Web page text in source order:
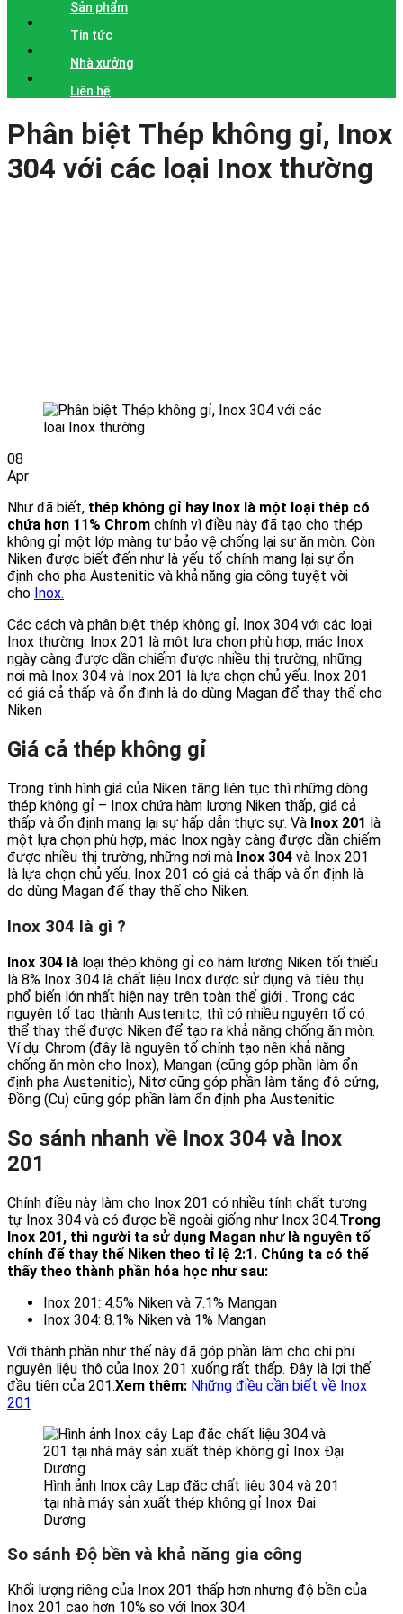
Sản phẩm
Tin tức
Nhà xưởng
Liên hệ
Phân biệt Thép không gỉ, Inox
304 với các loại Inox thường
08
Apr
Như đã biết, thép không gỉ hay Inox là một loại thép có
chứa hơn 11% Chrom chính vì điều này đã tạo cho thép
không gỉ một lớp màng tự bảo vệ chống lại sự ăn mòn. Còn
Niken được biết đến như là yếu tố chính mang lại sự ổn
định cho pha Austenitic và khả năng gia công tuyệt vời
cho Inox.
Các cách và phân biệt thép không gỉ, Inox 304 với các loại
Inox thường. Inox 201 là một lựa chọn phù hợp, mác Inox
ngày càng được dần chiếm được nhiều thị trường, những
nơi mà Inox 304 và Inox 201 là lựa chọn chủ yếu. Inox 201
có giá cả thấp và ổn định là do dùng Magan để thay thế cho
Niken
Giá cả thép không gỉ
Trong tình hình giá của Niken tăng liên tục thì những dòng
thép không gỉ – Inox chứa hàm lượng Niken thấp, giá cả
thấp và ổn định mang lại sự hấp dẫn thực sự. Và Inox 201 là
một lựa chọn phù hợp, mác Inox ngày càng được dần chiếm
được nhiều thị trường, những nơi mà Inox 304 và Inox 201
là lựa chọn chủ yếu. Inox 201 có giá cả thấp và ổn định là
do dùng Magan để thay thế cho Niken.
Inox 304 là gì ?
Inox 304 là loại thép không gỉ có hàm lượng Niken tối thiểu
là 8% Inox 304 là chất liệu Inox được sử dụng và tiêu thụ
phổ biến lớn nhất hiện nay trên toàn thế giới . Trong các
nguyên tố tạo thành Austenitc, thì có nhiều nguyên tố có
thể thay thế được Niken để tạo ra khả năng chống ăn mòn.
Ví dụ: Chrom (đây là nguyên tố chính tạo nên khả năng
chống ăn mòn cho Inox), Mangan (cũng góp phần làm ổn
định pha Austenitic), Nitơ cũng góp phần làm tăng độ cứng,
Đồng (Cu) cũng góp phần làm ổn định pha Austenitic.
So sánh nhanh về Inox 304 và Inox
201
Chính điều này làm cho Inox 201 có nhiều tính chất tương
tự Inox 304 và có được bề ngoài giống như Inox 304.Trong
Inox 201, thì người ta sử dụng Magan như là nguyên tố
chính để thay thế Niken theo tỉ lệ 2:1. Chúng ta có thể
thấy theo thành phần hóa học như sau:
Inox 201: 4.5% Niken và 7.1% Mangan
Inox 304: 8.1% Niken và 1% Mangan
Với thành phần như thế này đã góp phần làm cho chi phí
nguyên liệu thô của Inox 201 xuống rất thấp. Đây là lợi thế
đầu tiên của 201.Xem thêm: Những điều cần biết về Inox
201
Hình ảnh Inox cây Lap đặc chất liệu 304 và 201
tại nhà máy sản xuất thép không gỉ Inox Đại
Dương
So sánh Độ bền và khả năng gia công
Khối lượng riêng của Inox 201 thấp hơn nhưng độ bền của
Inox 201 cao hơn 10% so với Inox 304